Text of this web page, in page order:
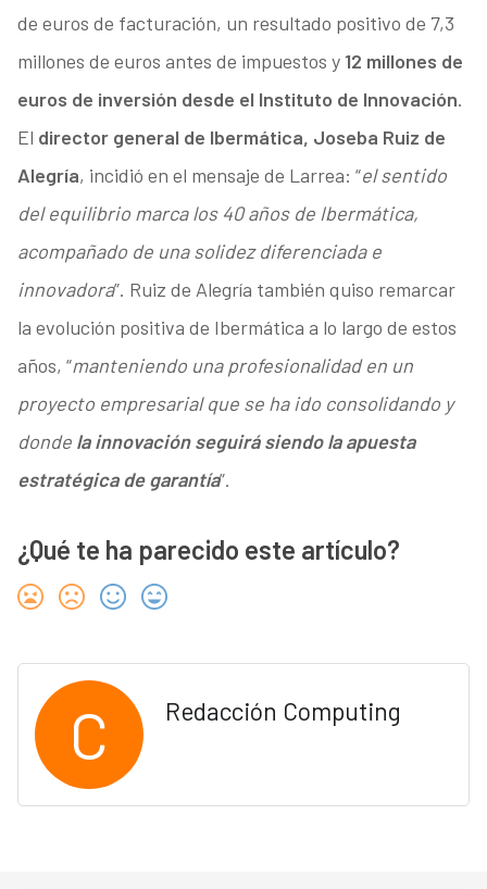
de euros de facturación, un resultado positivo de 7,3
millones de euros antes de impuestos y12 millones de
euros de inversión desde el Instituto de Innovación.
El director general de Ibermática, Joseba Ruiz de
Alegría, incidió en el mensaje de Larrea: “el sentido
del equilibrio marca los 40 años de Ibermática,
acompañado de una solidez diferenciada e
innovadora”. Ruiz de Alegría también quiso remarcar
la evolución positiva de Ibermática a lo largo de estos
años, “manteniendo una profesionalidad en un
proyecto empresarial que se ha ido consolidando y
donde la innovación seguirá siendo la apuesta
estratégica de garantía”.
¿Qué te ha parecido este artículo?
C Redacción Computing